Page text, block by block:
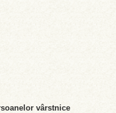
vârstnice